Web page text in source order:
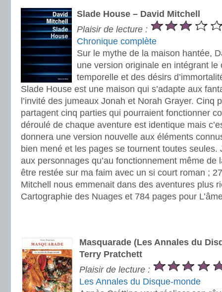
Slade House – David Mitchell
Plaisir de lecture :
Chronique complète
Sur le mythe de la maison hantée,
une version originale en intégrant le
temporelle et des désirs
Slade House est une maison qui s’adapte aux
l’invité des jumeaux Jonah et Norah Grayer. Cinq
partagent cinq parties qui pourraient fonctionner
déroulé de chaque aventure est identique mais
donnera une version nouvelle aux éléments
bien mené et les pages se tournent toutes seules.
aux personnages qu’au fonctionnement même de
être restée sur ma faim avec un si court roman ;
Mitchell nous emmenait dans des aventures plus
Cartographie des Nuages et 784 pages pour
Masquarade (Les Annales du
Terry Pratchett
Plaisir de lecture :
Les Annales du Disque-monde